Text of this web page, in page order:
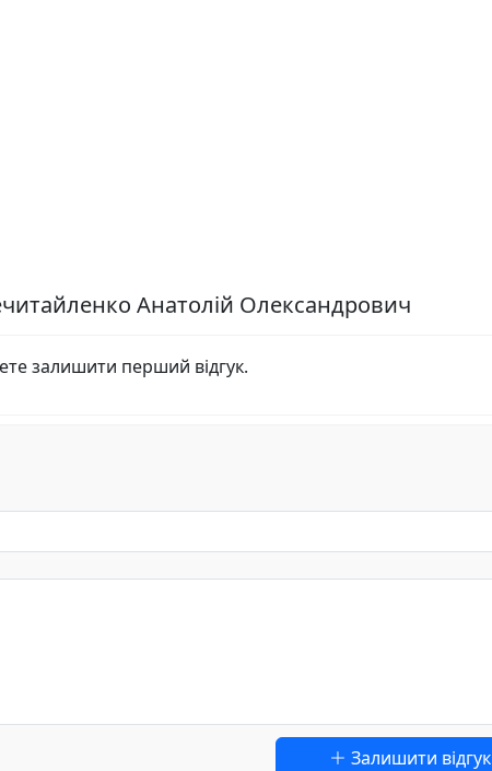
Анатолій Олександрович
залишити перший відгук.
Залишити відгук